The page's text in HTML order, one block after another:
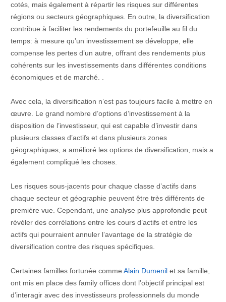
cotés, mais également à répartir les risques sur différentes
régions ou secteurs géographiques. En outre, la diversification
contribue à faciliter les rendements du portefeuille au fil du
temps: à mesure qu’un investissement se développe, elle
compense les pertes d’un autre, offrant des rendements plus
cohérents sur les investissements dans différentes conditions
économiques et de marché. .
Avec cela, la diversification n’est pas toujours facile à mettre en
œuvre. Le grand nombre d’options d’investissement à la
disposition de l’investisseur, qui est capable d’investir dans
plusieurs classes d’actifs et dans plusieurs zones
géographiques, a amélioré les options de diversification, mais a
également compliqué les choses.
Les risques sous-jacents pour chaque classe d’actifs dans
chaque secteur et géographie peuvent être très différents de
première vue. Cependant, une analyse plus approfondie peut
révéler des corrélations entre les cours d’actifs et entre les
actifs qui pourraient annuler l’avantage de la stratégie de
diversification contre des risques spécifiques.
Certaines familles fortunée comme Alain Dumenilet sa famille,
ont mis en place des family offices dont l’objectif principal est
d’interagir avec des investisseurs professionnels du monde